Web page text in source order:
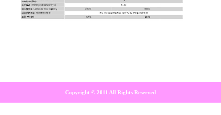
Copyright © 2011 All Rights Reserved